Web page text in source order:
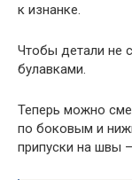
к изнанке.
Чтобы детали не
булавками.
Теперь можно
по боковым и
припуски на швы